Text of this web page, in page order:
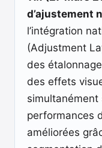
d’ajustement
l’intégration
(Adjustment
des
des effets
simultanément
performances
améliorées